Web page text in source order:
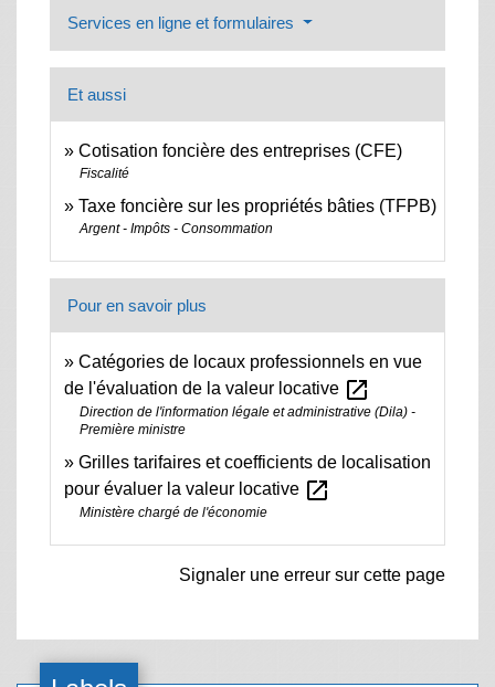
Services en ligne et formulaires
Et aussi
Cotisation foncière des entreprises (CFE)
Fiscalité
Taxe foncière sur les propriétés bâties (TFPB)
Argent - Impôts - Consommation
Pour en savoir plus
Catégories de locaux professionnels en vue
de l'évaluation de la valeur locative open_in_new
Direction de l'information légale et administrative (Dila) -
Première ministre
Grilles tarifaires et coefficients de localisation
pour évaluer la valeur locative open_in_new
Ministère chargé de l'économie
Signaler une erreur sur cette page